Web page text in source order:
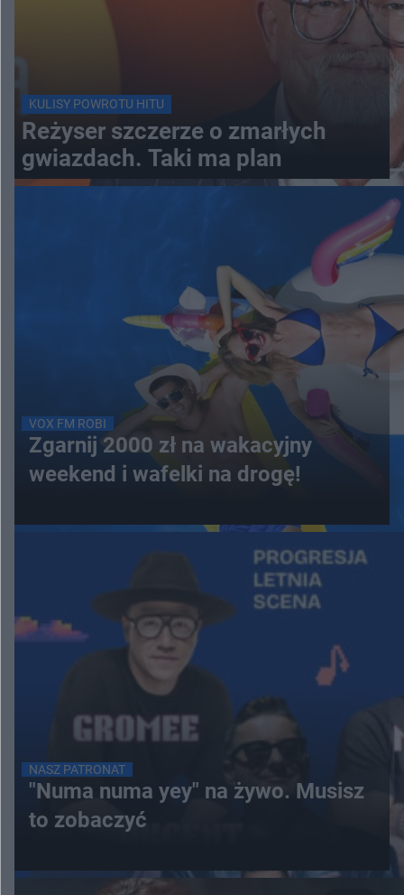
KULISY POWROTU HITU
Reżyser szczerze o zmarłych
gwiazdach. Taki ma plan
VOX FM ROBI
Zgarnij 2000 zł na wakacyjny
weekend i wafelki na drogę!
NASZ PATRONAT
"Numa numa yey" na żywo. Musisz
to zobaczyć